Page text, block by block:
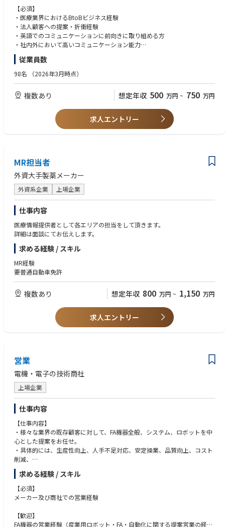
【必須】
・医療業界におけるBtoBビジネス経験
・法人顧客への提案・折衝経験
・英語でのコミュニケーションに前向きに取り組める方
・社内外において高いコミュニケーション能力
・チームとしての活動に抵抗のない方
【尚可】
・人工呼吸器などの呼吸領域および/もしくは麻酔領域の知見
・在宅医療（在宅酸素・在宅人工呼吸等）の経験
・新規事業や新製品の立ち上げに関わった経験
・マーケティング経験者
・英語を用いた業務経験（目安：TOEIC 730点以上）
従業員数
98名 （2026年3月時点）
複数あり 想定年収 500 万円 ~ 750 万円
求人エントリー
MR担当者
外資大手製薬メーカー
外資系企業 上場企業
仕事内容
医療情報提供者として各エリアの担当をして頂きます。
詳細は面談にてお伝えします。
求める経験 / スキル
MR経験
要普通自動車免許
複数あり 想定年収 800 万円 ~ 1,150 万円
求人エントリー
営業
電機・電子の技術商社
上場企業
仕事内容
【仕事内容】
・様々な業界の既存顧客に対して、FA機器全般、システム、ロボットを中
心とした提案をお任せ。
・具体的には、生産性向上、人手不足対応、安定操業、品質向上、コスト
削減、
技術の継承などの課題に対して、多様な製品を組み合わせて最適解を提案
いただきます。
・担当する顧客により、販売店、メーカーとともに提案営業を行うことも
あります
ます。
求める経験 / スキル
【必須】
メーカー及び商社での営業経験
【歓迎】
FA機器の営業経験（産業用ロボット・FA・自動化に関する提案営業の経